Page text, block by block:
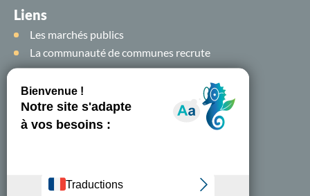
Liens
Les marchés publics
La communauté de communes recrute
Suivez-nous sur
les
réseaux sociaux !